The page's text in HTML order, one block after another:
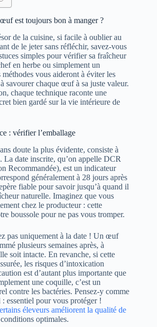
est toujours bon à manger ?
de la cuisine, si facile à oublier au
de le jeter sans réfléchir, savez-vous
simples pour vérifier sa fraîcheur
en herbe ou simplement un
vous aideront à éviter les
savourer chaque œuf à sa juste valeur.
chaque technique raconte une
bien gardé sur la vie intérieure de
: vérifier l’emballage
doute la plus évidente, consiste à
. La date inscrite, qu’on appelle DCR
Recommandée), est un indicateur
généralement à 28 jours après
fiable pour savoir jusqu’à quand il
naturelle. Imaginez que vous
chez le producteur : cette
boussole pour ne pas vous tromper.
pas uniquement à la date ! Un œuf
plusieurs semaines après, à
soit intacte. En revanche, si cette
les risques d’intoxication
est d’autant plus importante que
une coquille, c’est un
contre les bactéries. Pensez-y comme
: essentiel pour vous protéger !
éleveurs améliorent la qualité de
optimales.